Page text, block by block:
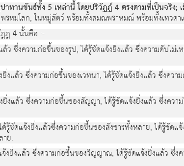
อุปาทานขันธทั้ง 5 เหลานี้ โดยปริวัฏฏ 4 ตรงตามที่เปนจริง;
รหมโลก, ในหมูสัตว พรอมทั้งสมณพราหมณ พรอมทั้งเทวด
ฎ 4 นั้นคือ :-
แลว ซึ่งความกอขึ้นของรูป, ไดรูชัดแจงยิ่งแลว ซึ่งความดับไ
งยิ่งแลว ซึ่งความกอขึ้นของเวทนา, ไดรูชัดแจงยิ่งแลว ซึ่งค
งยิ่งแลว ซึ่งความกอขึ้นของสัญญา, ไดรูชัดแจงยิ่งแลว ซึ่งค
รูชัดแจงยิ่งแลวซึ่งความกอขึ้นของสังขารทั้งหลาย, ไดรูชัด
าย.
จงยิ่งแลว ซึ่งความกอขึ้นของวิญญาณ, ไดรูชัดแจงยิ่งแลว